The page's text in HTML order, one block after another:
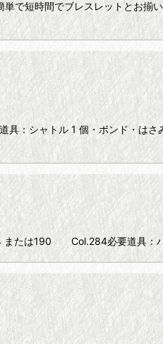
で短時間でブレスレットとお揃
シャトル 1 個・ボンド・はさ
たは190 Col.284必要道具：